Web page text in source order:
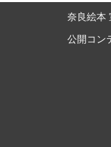
奈良絵本
公開コン